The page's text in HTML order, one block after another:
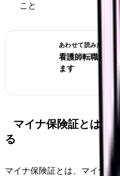
こと
あわせて読みたい
看護師転職のリ
ます
マイナ保険証とは？
る
マイナ保険証とは、マイナン